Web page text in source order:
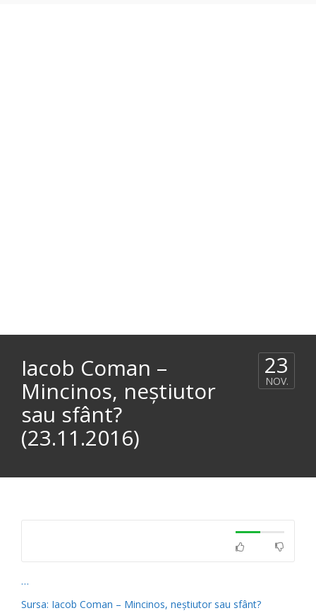
Iacob Coman –
Mincinos, neștiutor
sau sfânt?
(23.11.2016)
23
NOV.
…
Sursa: Iacob Coman – Mincinos, neștiutor sau sfânt?